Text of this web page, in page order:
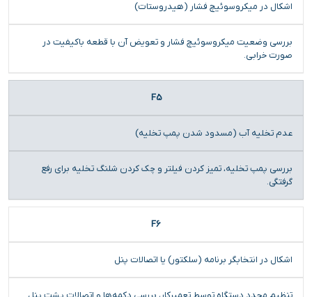
اشکال در میکروسوئیچ فشار (هیدروستات)
بررسی وضعیت میکروسوئیچ فشار و تعویض آن با قطعه باکیفیت در
صورت خرابی.
F5
عدم تخلیه آب (مسدود شدن پمپ تخلیه)
بررسی پمپ تخلیه، تمیز کردن فیلتر و چک کردن شلنگ تخلیه برای رفع
گرفتگی.
F6
اشکال در انتخابگر برنامه (سلکتور) یا اتصالات پنل